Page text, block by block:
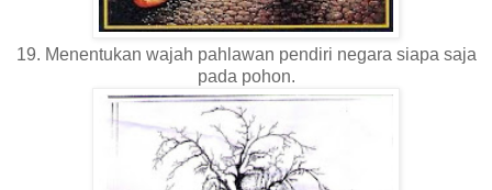
19. Menentukan wajah pahlawan pendiri negara siapa saja
pada pohon.